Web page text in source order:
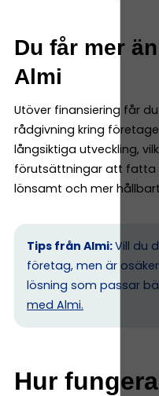
Du får mer
Almi
Utöver finansiering får
rådgivning kring
långsiktiga utveckling,
förutsättningar att fatta
lönsamt och mer
Tips från Almi:Vill du
företag, men är
lösning som passar
med Almi.
Hur